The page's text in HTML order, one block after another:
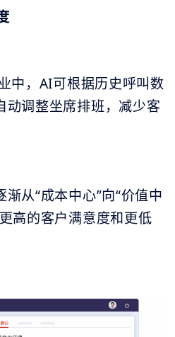
中，AI可根据历史呼叫数
动调整坐席排班，减少客
从“成本中心”向“价值中
高的客户满意度和更低